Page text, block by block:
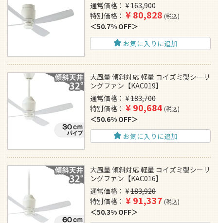
通常価格
¥163,900
特別価格
¥80,828 税込
50.7% OFF
お気に入りに追加
大風量 傾斜対応 軽量 コイズミ製シーリ
ングファン【KAC019】
通常価格
¥183,700
特別価格
¥90,684 税込
50.6% OFF
お気に入りに追加
大風量 傾斜対応 軽量 コイズミ製シーリ
ングファン【KAC016】
通常価格
¥183,920
特別価格
¥91,337 税込
50.3% OFF